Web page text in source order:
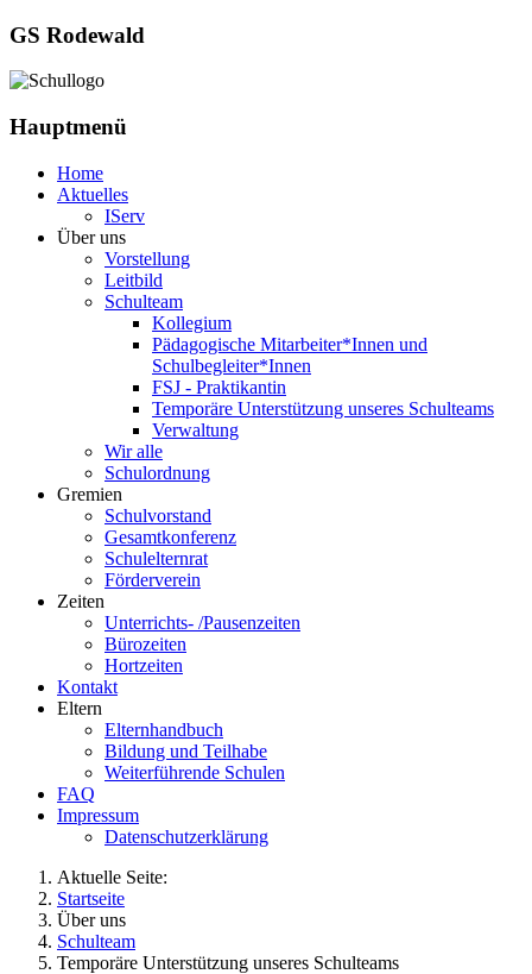
GS Rodewald
Hauptmenü
Home
Aktuelles
IServ
Über uns
Vorstellung
Leitbild
Schulteam
Kollegium
Pädagogische Mitarbeiter*Innen und
Schulbegleiter*Innen
FSJ - Praktikantin
Temporäre Unterstützung unseres Schulteams
Verwaltung
Wir alle
Schulordnung
Gremien
Schulvorstand
Gesamtkonferenz
Schulelternrat
Förderverein
Zeiten
Unterrichts- /Pausenzeiten
Bürozeiten
Hortzeiten
Kontakt
Eltern
Elternhandbuch
Bildung und Teilhabe
Weiterführende Schulen
FAQ
Impressum
Datenschutzerklärung
Aktuelle Seite:
Startseite
Über uns
Schulteam
Temporäre Unterstützung unseres Schulteams